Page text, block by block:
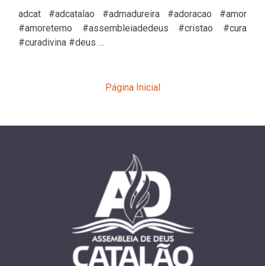
adcat #adcatalao #admadureira #adoracao #amor
#amoreterno #assembleiadedeus #cristao #cura
#curadivina #deus …
Página Inicial